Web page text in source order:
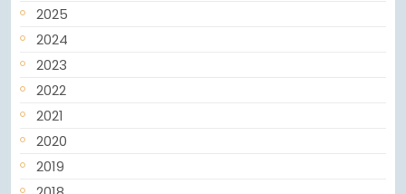
2025
2024
2023
2022
2021
2020
2019